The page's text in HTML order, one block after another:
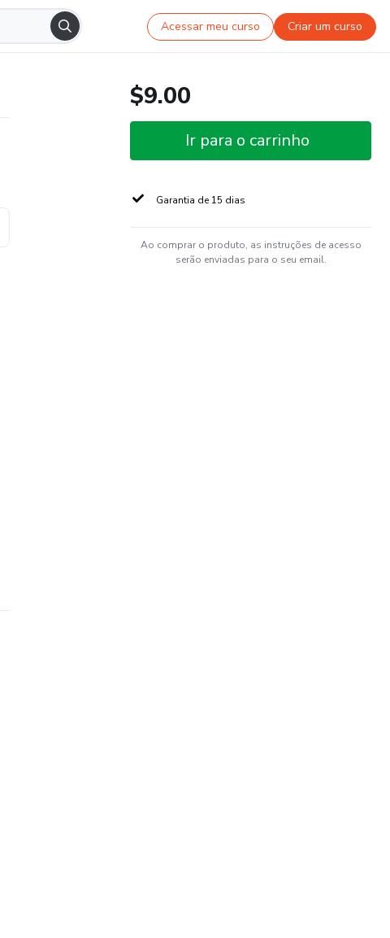
Acessar meu curso Criar um curso
$9.00
Ir para o carrinho
Garantia de 15 dias
Ao comprar o produto, as instruções de acesso
serão enviadas para o seu email.